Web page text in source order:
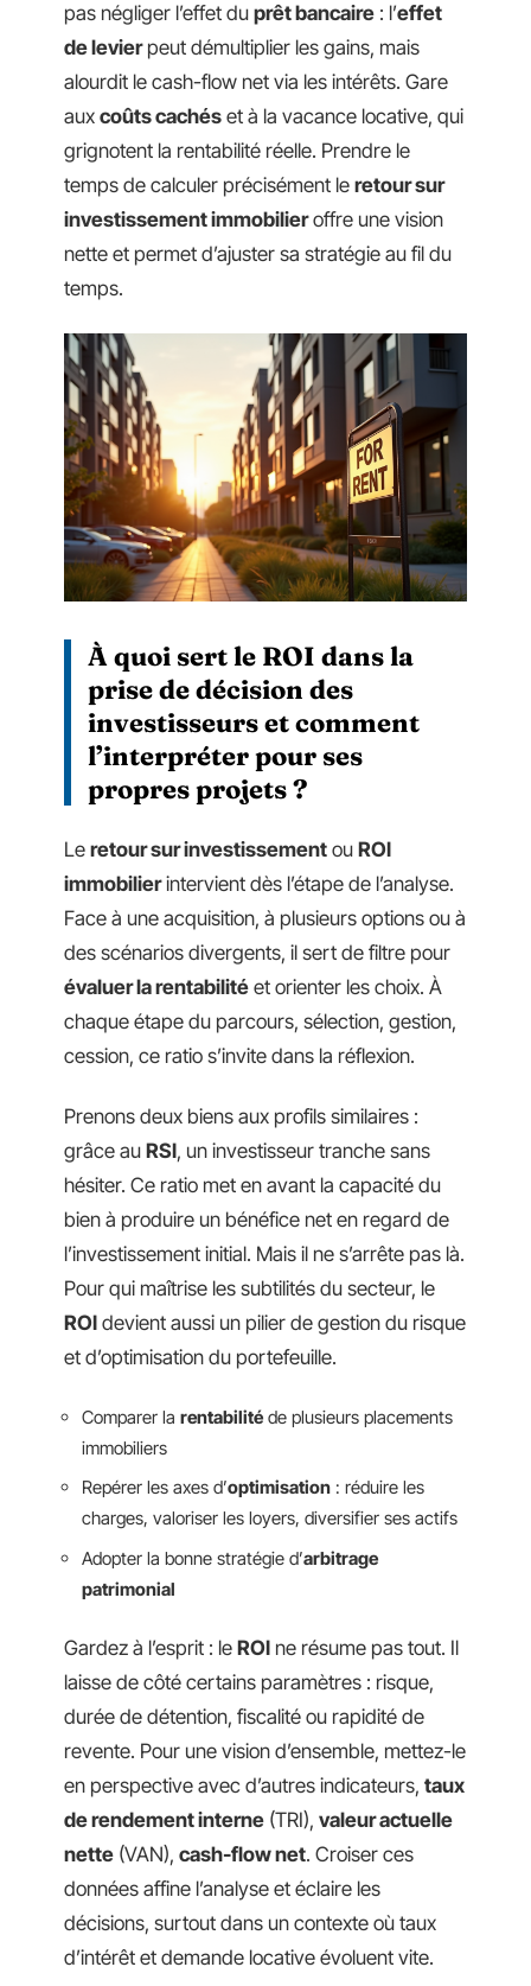
pas négliger l’effet du prêt bancaire : l’effet
de levierpeut démultiplier les gains, mais
alourdit le cash-flow net via les intérêts. Gare
aux coûts cachés et à la vacance locative, qui
grignotent la rentabilité réelle. Prendre le
temps de calculer précisément le retour sur
investissement immobilieroffre une vision
nette et permet d’ajuster sa stratégie au fil du
temps.
À quoi sert le ROI dans la
prise de décision des
investisseurs et comment
l’interpréter pour ses
propres projets ?
Le retour sur investissement ou ROI
immobilierintervient dès l’étape de l’analyse.
Face à une acquisition, à plusieurs options ou à
des scénarios divergents, il sert de filtre pour
évaluer la rentabilité et orienter les choix. À
chaque étape du parcours, sélection, gestion,
cession, ce ratio s’invite dans la réflexion.
Prenons deux biens aux profils similaires :
grâce au RSI, un investisseur tranche sans
hésiter. Ce ratio met en avant la capacité du
bien à produire un bénéfice net en regard de
l’investissement initial. Mais il ne s’arrête pas là.
Pour qui maîtrise les subtilités du secteur, le
ROI devient aussi un pilier de gestion du risque
et d’optimisation du portefeuille.
Comparer la rentabilité de plusieurs placements
immobiliers
Repérer les axes d’optimisation : réduire les
charges, valoriser les loyers, diversifier ses actifs
Adopter la bonne stratégie d’arbitrage
patrimonial
Gardez à l’esprit : le ROI ne résume pas tout. Il
laisse de côté certains paramètres : risque,
durée de détention, fiscalité ou rapidité de
revente. Pour une vision d’ensemble, mettez-le
en perspective avec d’autres indicateurs, taux
de rendement interne (TRI), valeur actuelle
nette (VAN), cash-flow net. Croiser ces
données affine l’analyse et éclaire les
décisions, surtout dans un contexte où taux
d’intérêt et demande locative évoluent vite.